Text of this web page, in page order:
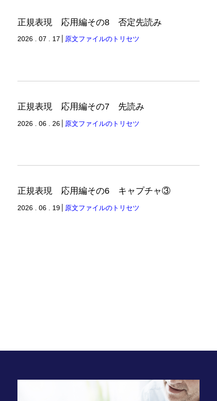
正規表現 応用編その8 否定先読み
2026 . 07 . 17 原文ファイルのトリセツ
正規表現 応用編その7 先読み
2026 . 06 . 26 原文ファイルのトリセツ
正規表現 応用編その6 キャプチャ③
2026 . 06 . 19 原文ファイルのトリセツ